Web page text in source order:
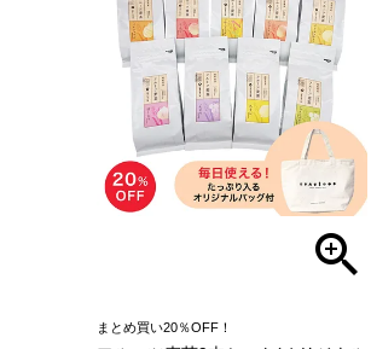
まとめ買い20％OFF！